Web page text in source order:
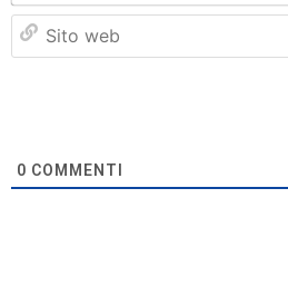
0 COMMENTI